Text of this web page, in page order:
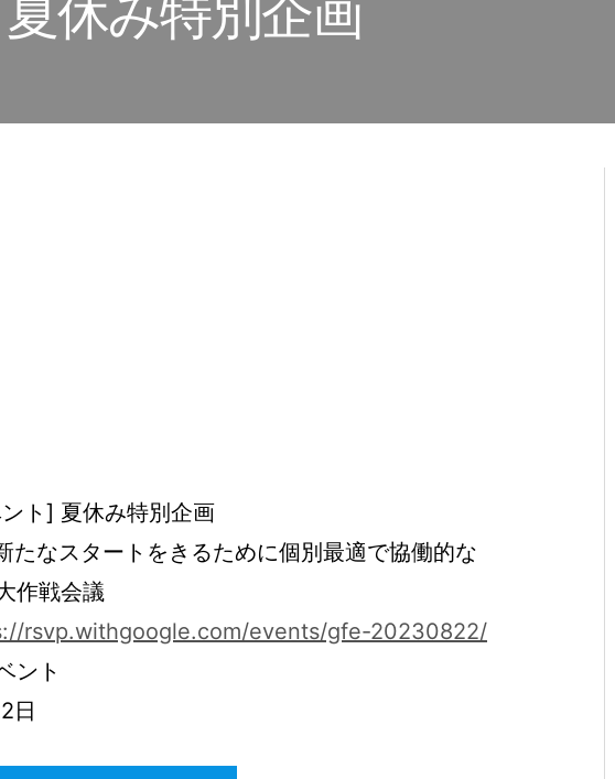
夏休み特別企画
ト] 夏休み特別企画
たなスタートをきるために個別最適で協働的な
作戦会議
rsvp.withgoogle.com/events/gfe-20230822/
ント
日